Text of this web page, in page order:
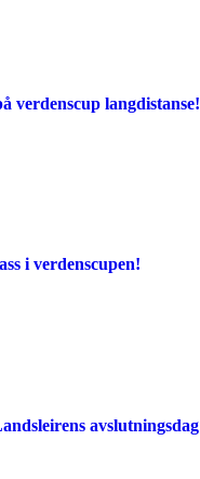
verdenscup langdistanse!
i verdenscupen!
avslutningsdag